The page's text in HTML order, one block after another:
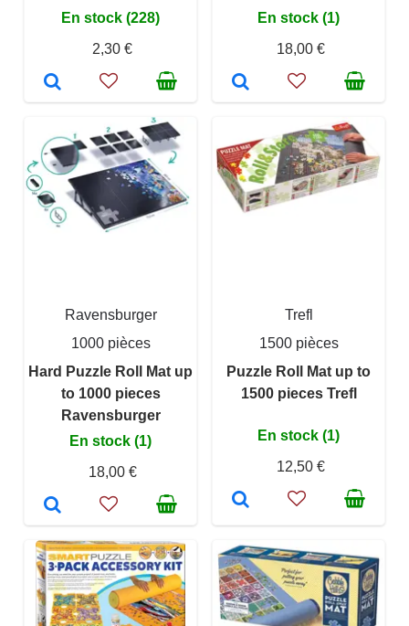
En stock (228)
2,30 €
En stock (1)
18,00 €
Ravensburger
1000 pièces
Hard Puzzle Roll Mat up
to 1000 pieces
Ravensburger
En stock (1)
18,00 €
Trefl
1500 pièces
Puzzle Roll Mat up to
1500 pieces Trefl
En stock (1)
12,50 €